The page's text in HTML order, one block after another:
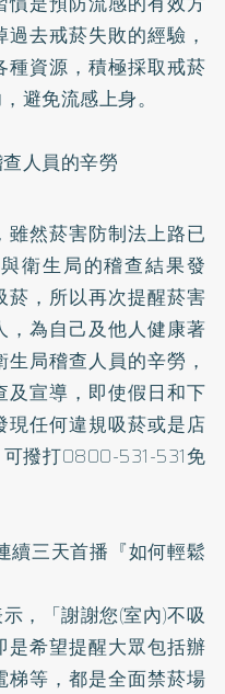
去戒菸失敗的經驗，
種資源，積極採取戒菸
避免流感上身。
人員的辛勞
雖然菸害防制法上路已
衛生局的稽查結果發
，所以再次提醒菸害
，為自己及他人健康著
局稽查人員的辛勞，
及宣導，即使假日和下
現任何違規吸菸或是店
撥打0800-531-531免
續三天首播『如何輕鬆
，「謝謝您(室內)不吸
是希望提醒大眾包括辦
梯等，都是全面禁菸場